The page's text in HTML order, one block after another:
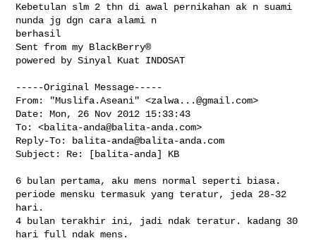
Kebetulan slm 2 thn di awal pernikahan ak n suami
nunda jg dgn cara alami n
berhasil
Sent from my BlackBerry®
powered by Sinyal Kuat INDOSAT
-----Original Message-----
From: "Muslifa.Aseani" <zalwa...@gmail.com>
Date: Mon, 26 Nov 2012 15:33:43
To: <balita-anda@balita-anda.com>
Reply-To:
balita-anda@balita-anda.com
Subject: Re: [balita-anda] KB
6 bulan pertama, aku mens normal seperti biasa.
periode mensku termasuk yang teratur, jeda 28-32
hari.
4 bulan terakhir ini, jadi ndak teratur. kadang 30
hari full ndak mens.